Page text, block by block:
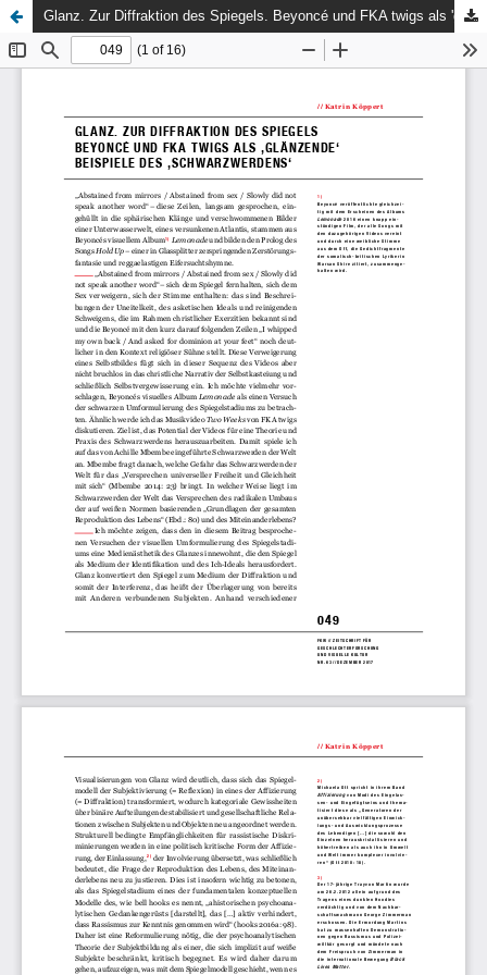
Glanz. Zur Diffraktion des Spiegels. Beyoncé und FKA twigs als 'glänzende' Beispiele des 'Schwarzwerdens'